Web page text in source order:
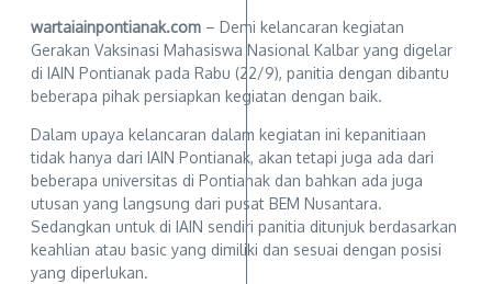
wartaiainpontianak.com – Demi kelancaran kegiatan
Gerakan Vaksinasi Mahasiswa Nasional Kalbar yang digelar
di IAIN Pontianak pada Rabu (22/9), panitia dengan dibantu
beberapa pihak persiapkan kegiatan dengan baik.
Dalam upaya kelancaran dalam kegiatan ini kepanitiaan
tidak hanya dari IAIN Pontianak, akan tetapi juga ada dari
beberapa universitas di Pontianak dan bahkan ada juga
utusan yang langsung dari pusat BEM Nusantara.
Sedangkan untuk di IAIN sendiri panitia ditunjuk berdasarkan
keahlian atau basic yang dimiliki dan sesuai dengan posisi
yang diperlukan.